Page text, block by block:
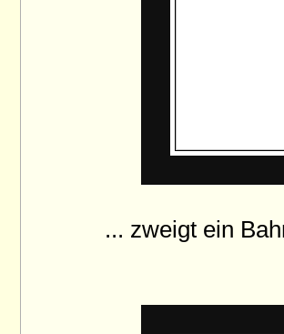
... zweigt ein